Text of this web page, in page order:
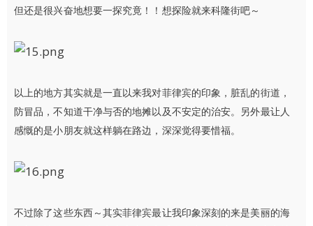
但还是很兴奋地想要一探究竟！！想探险就来科隆街吧～
以上的地方其实就是一直以来我对菲律宾的印象，脏乱的街道，
防冒品，不知道干净与否的地摊以及不安定的治安。另外最让人
感慨的是小朋友就这样躺在路边，深深觉得要惜福。
不过除了这些东西～其实菲律宾最让我印象深刻的来是美丽的海